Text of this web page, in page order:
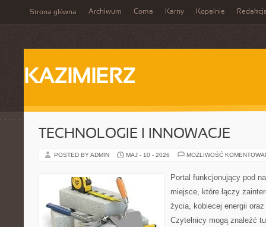
Strona główna Archiwum Coma Karny Kopalnie
KAZIMIERZ
TECHNOLOGIE I INNOWACJE
POSTED BY ADMIN MAJ - 10 - 2026 MOŻLIWOŚĆ
Portal funkcjonujący pod
miejsce, które łączy
życia, kobiecej energii
Czytelnicy mogą znaleźć